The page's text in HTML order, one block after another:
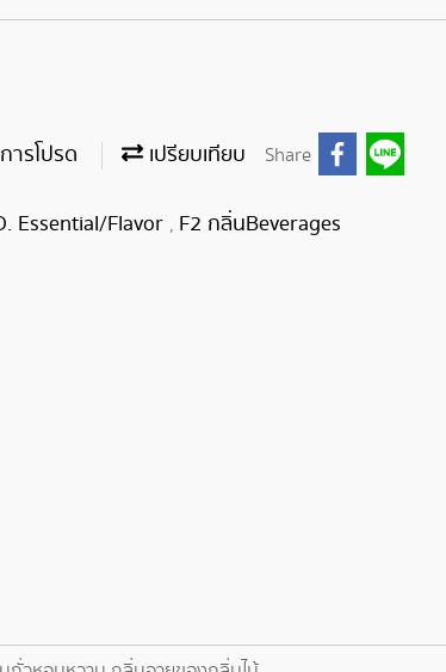
ารโปรด เปรียบเทียบ Share
Essential/Flavor , F2 กลิ่นBeverages